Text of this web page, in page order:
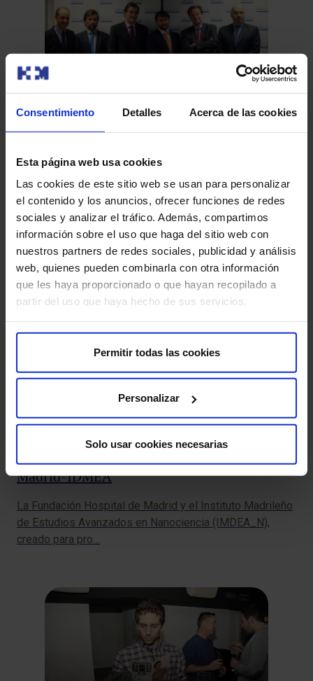
Consentimiento Detalles Acerca de las cookies
Esta página web usa cookies
Las cookies de este sitio web se usan para personalizar
el contenido y los anuncios, ofrecer funciones de redes
sociales y analizar el tráfico. Además, compartimos
información sobre el uso que haga del sitio web con
nuestros partners de redes sociales, publicidad y análisis
web, quienes pueden combinarla con otra información
que les haya proporcionado o que hayan recopilado a
partir del uso que haya hecho de sus servicios.
Permitir todas las cookies
Personalizar
Solo usar cookies necesarias
Estudios Avanzados en Nanociencia
colaborarán en la investigación y desarrollo
de aplicaciones que mejoren la calidad de
vida y supervivencia de los pacientes
Madrid, 14 enero de 2013. La Fundación Hospital de
Madrid (HM), que tiene entre sus fines el fomento y
desarrollo de la…
Madrid-IDMEA
La Fundación Hospital de Madrid y el Instituto Madrileño
de Estudios Avanzados en Nanociencia (IMDEA_N),
creado para pro…